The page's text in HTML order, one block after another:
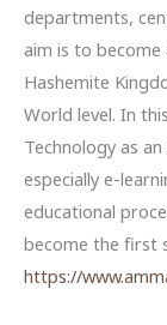
departments,
aim is to
Hashemite
World level. In
Technology as
especially e-
educational
become the first
https://